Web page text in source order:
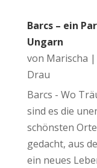
Barcs – ein
Ungarn
von Marischa |
Drau
Barcs - Wo
sind es die
schönsten
gedacht, aus
ein neues